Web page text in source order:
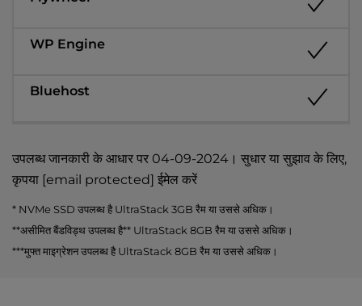
उपलब्ध जानकारी के आधार पर 04-09-2024। सुधार या सुझाव के लिए,
कृपया [email protected] ईमेल करें
* NVMe SSD उपलब्ध है UltraStack 3GB रैम या उससे अधिक।
**असीमित बैंडविड्थ उपलब्ध है** UltraStack 8GB रैम या उससे अधिक।
***मुफ्त माइग्रेशन उपलब्ध है UltraStack 8GB रैम या उससे अधिक।